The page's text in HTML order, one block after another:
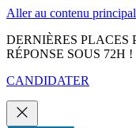
Aller au contenu principal
DERNIÈRES PLACES
RÉPONSE SOUS 72H !
CANDIDATER